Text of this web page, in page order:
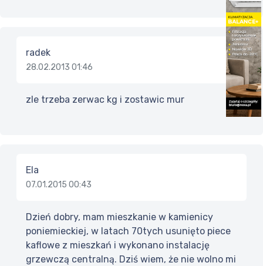
radek
28.02.2013 01:46
zle trzeba zerwac kg i zostawic mur
Ela
07.01.2015 00:43
Dzień dobry, mam mieszkanie w kamienicy
poniemieckiej, w latach 70tych usunięto piece
kaflowe z mieszkań i wykonano instalację
grzewczą centralną. Dziś wiem, że nie wolno mi